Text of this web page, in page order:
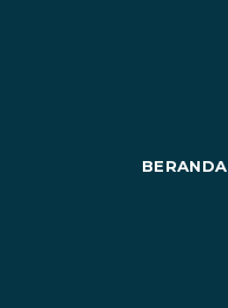
BERANDA